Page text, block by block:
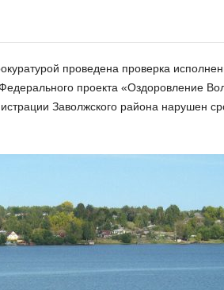
проведена проверка
проекта «Оздоровление
Заволжского района нарушен